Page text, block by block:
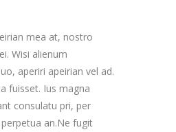
mea at, nostro
Wisi alienum
aperiri apeirian vel ad.
fuisset. Ius magna
consulatu pri, per
an.Ne fugit